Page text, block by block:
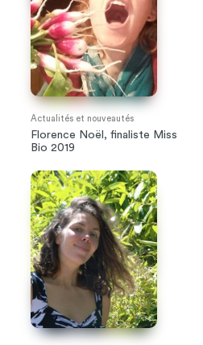
Actualités et nouveautés
Florence Noël, finaliste Miss
Bio 2019